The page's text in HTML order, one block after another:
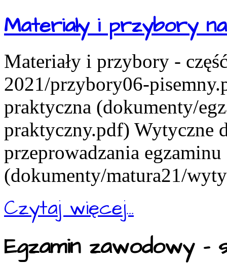
Materiały i przybory
Materiały i przybory -
2021/przybory06-
praktyczna (dokumenty/
praktyczny.pdf) Wytyczne
przeprowadzania egzaminu
(dokumenty/matura21/
Czytaj więcej...
Egzamin zawodowy